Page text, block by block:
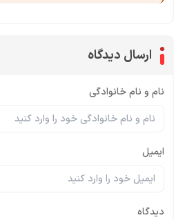
ارسال دیدگاه
نام و نام خانوادگی
ایمیل
دیدگاه